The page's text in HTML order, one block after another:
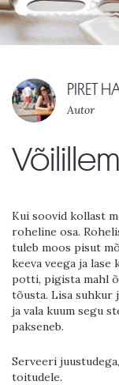
PIRET
Autor
Kui soovid kollast
roheline osa.
tuleb moos pisut
keeva veega ja lase
potti, pigista mahl
tõusta. Lisa suhkur
ja vala kuum segu
pakseneb.
Serveeri
toitudele.